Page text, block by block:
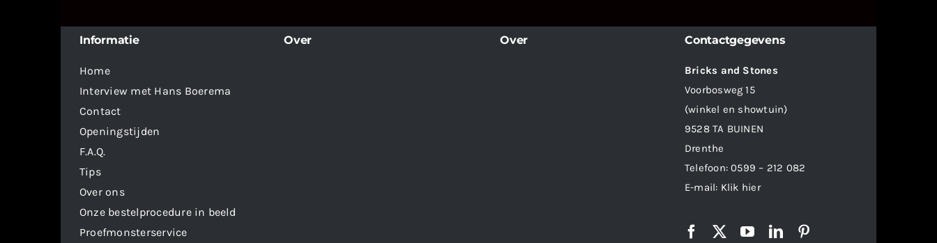
Informatie
Home
Interview met Hans Boerema
Contact
Openingstijden
F.A.Q.
Tips
Over ons
Onze bestelprocedure in beeld
Proefmonsterservice
Over Over Contactgegevens
Bricks and Stones
Voorbosweg 15
(winkel en showtuin)
9528 TA BUINEN
Drenthe
Telefoon:0599 – 212 082
E-mail: Klik hier